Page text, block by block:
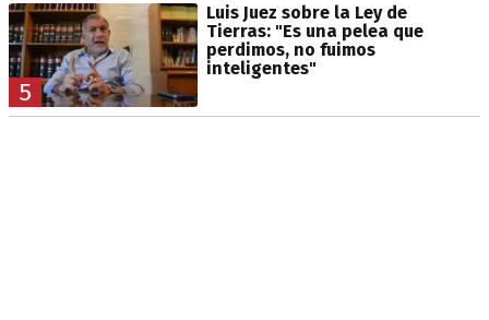
5
Luis Juez sobre la Ley de
Tierras: "Es una pelea que
perdimos, no fuimos
inteligentes"